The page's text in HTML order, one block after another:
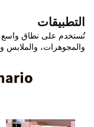
التطبيقات
تُستخدم على نطاق واسع
والمجوهرات، والملابس